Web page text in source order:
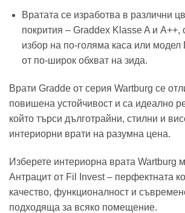
Вратата се изработва в различни
покрития – Graddex Klasse A и A++,
избор на по-голяма каса или
от по-широк обхват на зида.
Врати Gradde от серия Wartburg се
повишена устойчивост и са идеално
който търси дълготрайни, стилни и
интериорни врати на разумна цена.
Изберете интериорна врата Wartburg
Антрацит от Fil Invest – перфектната
качество, функционалност и
подходяща за всяко помещение.